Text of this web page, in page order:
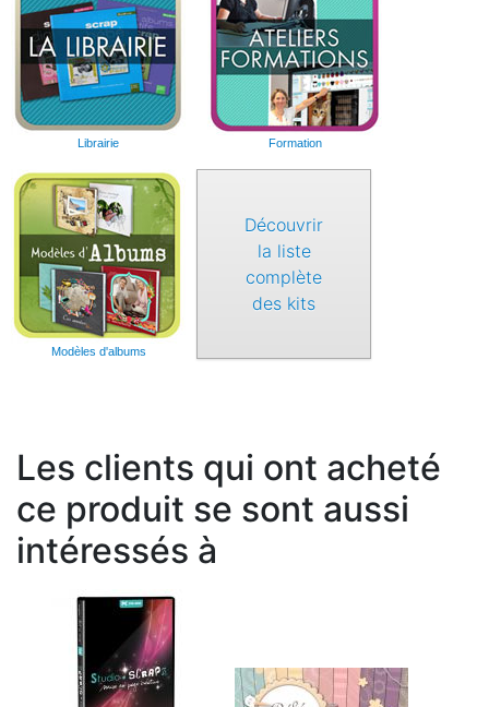
Librairie Formation
Modèles d'albums
Découvrir
la liste
complète
des kits
Les clients qui ont acheté
ce produit se sont aussi
intéressés à